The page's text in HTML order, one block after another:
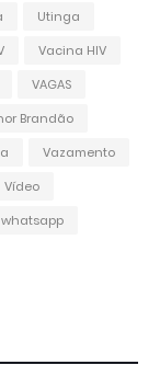
Utinga
Vacina HIV
VAGAS
Brandão
Vazamento
Vídeo
whatsapp